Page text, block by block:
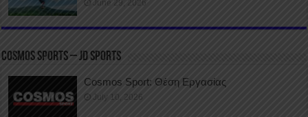
June 29, 2026
COSMOS SPORTS – JD SPORTS
Cosmos Sport: Θέση Εργασίας
July 10, 2026